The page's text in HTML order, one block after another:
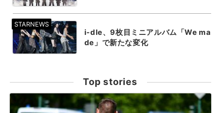
i-dle、9枚目ミニアルバム「We ma
de」で新たな変化
Top stories